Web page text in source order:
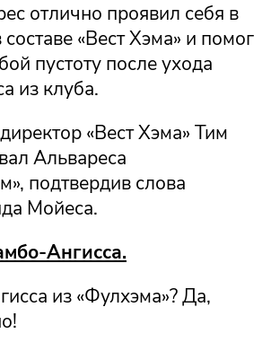
отлично проявил себя в
«Вест Хэма» и помог
пустоту после ухода
из клуба.
«Вест Хэма» Тим
Альвареса
подтвердив слова
Мойеса.
Ангисса.
из «Фулхэма»? Да,